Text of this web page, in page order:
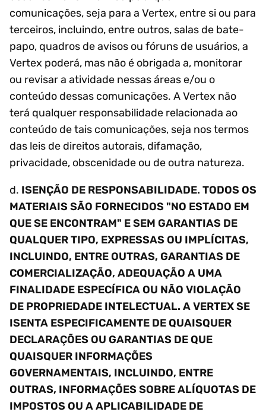
comunicações, seja para a Vertex, entre si ou para
terceiros, incluindo, entre outros, salas de bate-
papo, quadros de avisos ou fóruns de usuários, a
Vertex poderá, mas não é obrigada a, monitorar
ou revisar a atividade nessas áreas e/ou o
conteúdo dessas comunicações. A Vertex não
terá qualquer responsabilidade relacionada ao
conteúdo de tais comunicações, seja nos termos
das leis de direitos autorais, difamação,
privacidade, obscenidade ou de outra natureza.
d. ISENÇÃO DE RESPONSABILIDADE. TODOS OS
MATERIAIS SÃO FORNECIDOS "NO ESTADO EM
QUE SE ENCONTRAM" E SEM GARANTIAS DE
QUALQUER TIPO, EXPRESSAS OU IMPLÍCITAS,
INCLUINDO, ENTRE OUTRAS, GARANTIAS DE
COMERCIALIZAÇÃO, ADEQUAÇÃO A UMA
FINALIDADE ESPECÍFICA OU NÃO VIOLAÇÃO
DE PROPRIEDADE INTELECTUAL. A VERTEX SE
ISENTA ESPECIFICAMENTE DE QUAISQUER
DECLARAÇÕES OU GARANTIAS DE QUE
QUAISQUER INFORMAÇÕES
GOVERNAMENTAIS, INCLUINDO, ENTRE
OUTRAS, INFORMAÇÕES SOBRE ALÍQUOTAS DE
IMPOSTOS OU A APLICABILIDADE DE